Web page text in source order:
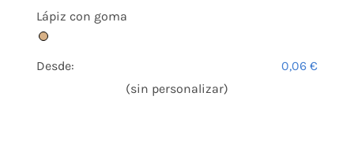
Lápiz con goma
Desde: 0,06€
(sin personalizar)